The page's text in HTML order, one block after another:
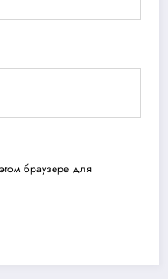
браузере для